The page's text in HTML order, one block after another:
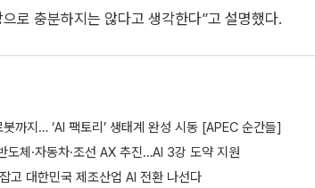
로 충분하지는 않다고 생각한다”고 설명했다.
까지… ‘AI 팩토리’ 생태계 완성 시동 [APEC 순간들]
도체·자동차·조선 AX 추진…AI 3강 도약 지원
고 대한민국 제조산업 AI 전환 나선다